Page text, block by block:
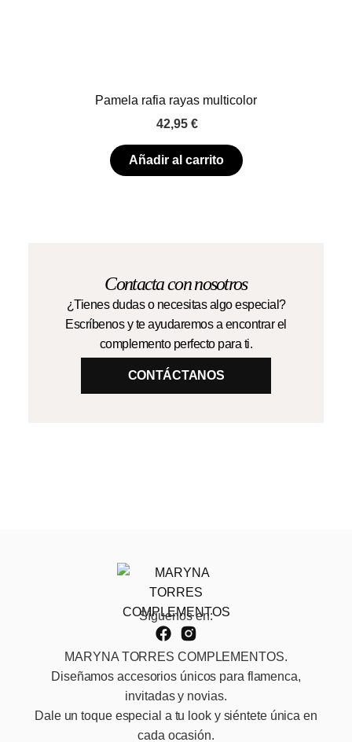
Pamela rafia rayas multicolor
42,95 €
Añadir al carrito
Contacta con nosotros
¿Tienes dudas o necesitas algo especial?
Escríbenos y te ayudaremos a encontrar el
complemento perfecto para ti.
CONTÁCTANOS
Síguenos en:
MARYNA TORRES COMPLEMENTOS.
Diseñamos accesorios únicos para flamenca,
invitadas y novias.
Dale un toque especial a tu look y siéntete única en
cada ocasión.